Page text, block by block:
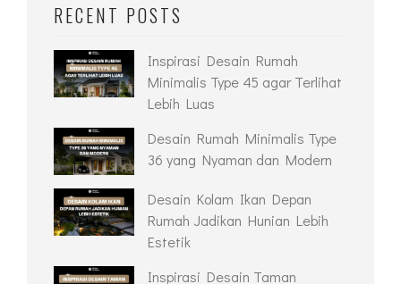
RECENT POSTS
Inspirasi Desain Rumah
Minimalis Type 45 agar Terlihat
Lebih Luas
Desain Rumah Minimalis Type
36 yang Nyaman dan Modern
Desain Kolam Ikan Depan
Rumah Jadikan Hunian Lebih
Estetik
Inspirasi Desain Taman